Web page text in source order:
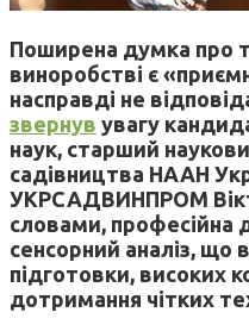
Поширена думка про
виноробстві є
насправді не
звернув увагу
наук, старший
садівництва НААН
УКРСАДВИНПРОМ
словами, професійна
сенсорний аналіз, що
підготовки, високих
дотримання чітких